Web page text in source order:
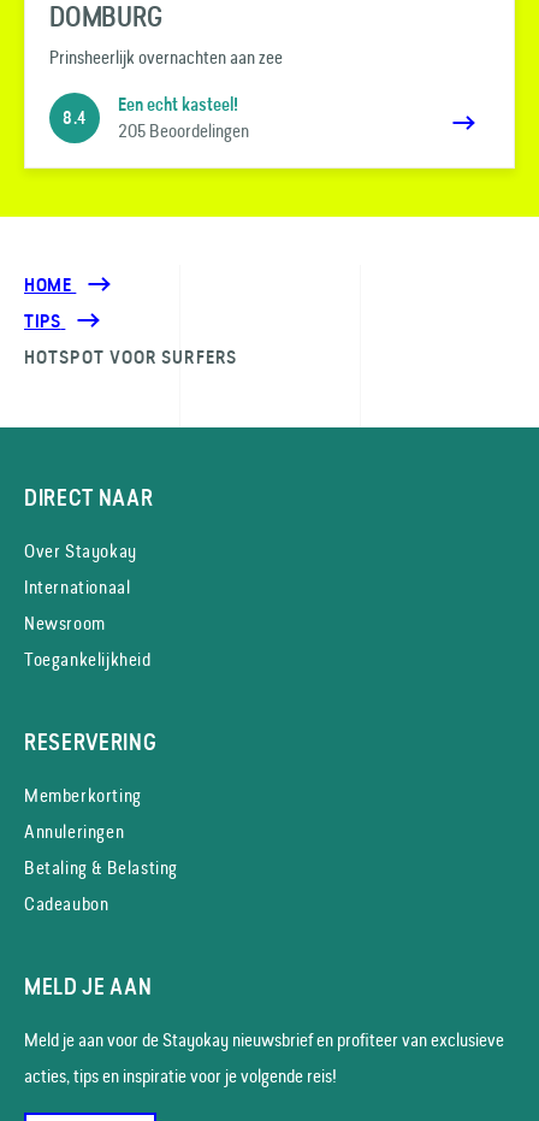
DOMBURG
Prinsheerlijk overnachten aan zee
8.4
Een echt kasteel!
205 Beoordelingen
HOME
TIPS
HOTSPOT VOOR SURFERS
DIRECT NAAR
Over Stayokay
Internationaal
Newsroom
Toegankelijkheid
RESERVERING
Memberkorting
Annuleringen
Betaling & Belasting
Cadeaubon
MELD JE AAN
Meld je aan voor de Stayokay nieuws­brief en profiteer van exclusieve
acties, tips en inspiratie voor je volgende reis!